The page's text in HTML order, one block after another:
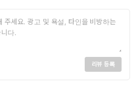
리뷰 등록